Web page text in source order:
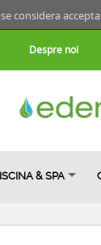
considera
Despre noi
& SPA